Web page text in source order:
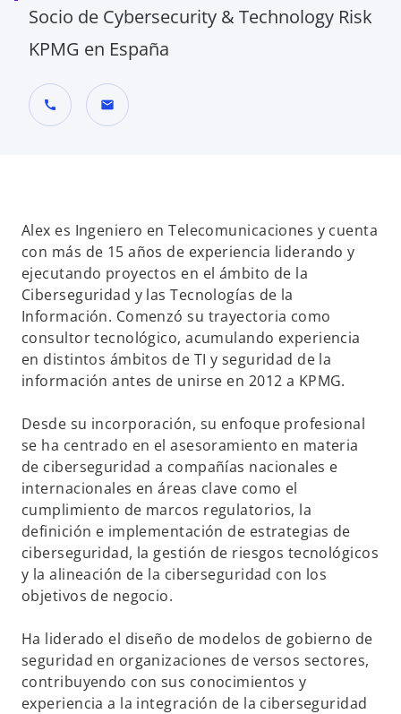
Socio de Cybersecurity & Technology Risk
KPMG en España
call mail
Alex es Ingeniero en Telecomunicaciones y cuenta
con más de 15 años de experiencia liderando y
ejecutando proyectos en el ámbito de la
Ciberseguridad y las Tecnologías de la
Información. Comenzó su trayectoria como
consultor tecnológico, acumulando experiencia
en distintos ámbitos de TI y seguridad de la
información antes de unirse en 2012 a KPMG.
Desde su incorporación, su enfoque profesional
se ha centrado en el asesoramiento en materia
de ciberseguridad a compañías nacionales e
internacionales en áreas clave como el
cumplimiento de marcos regulatorios, la
definición e implementación de estrategias de
ciberseguridad, la gestión de riesgos tecnológicos
y la alineación de la ciberseguridad con los
objetivos de negocio.
Ha liderado el diseño de modelos de gobierno de
seguridad en organizaciones de versos sectores,
contribuyendo con sus conocimientos y
experiencia a la integración de la ciberseguridad